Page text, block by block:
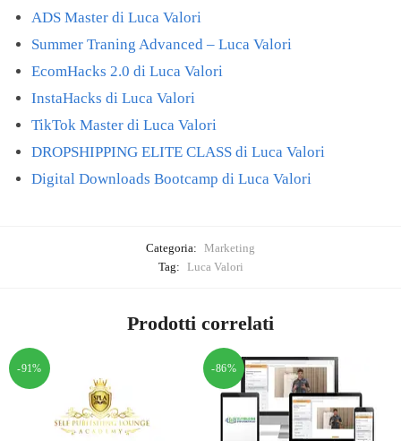
ADS Master di Luca Valori
Summer Traning Advanced – Luca Valori
EcomHacks 2.0 di Luca Valori
InstaHacks di Luca Valori
TikTok Master di Luca Valori
DROPSHIPPING ELITE CLASS di Luca Valori
Digital Downloads Bootcamp di Luca Valori
Categoria: Marketing
Tag: Luca Valori
Prodotti correlati
-91% -86%